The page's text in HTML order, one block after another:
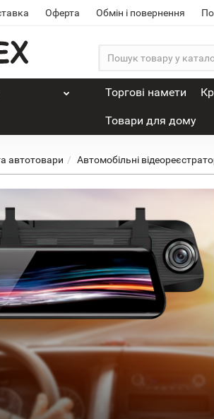
Оферта Обмін і повернення
Торгові намети
Товари для дому
автотовари Автомобільні